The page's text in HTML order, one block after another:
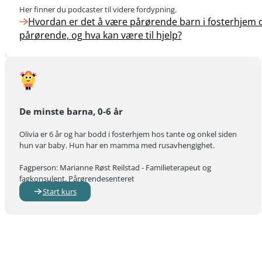
Her finner du podcaster til videre fordypning.
Hvordan er det å være pårørende barn i fosterhjem
pårørende, og hva kan være til hjelp?
De minste barna, 0-6 år
Olivia er 6 år og har bodd i fosterhjem hos tante og onkel siden
hun var baby. Hun har en mamma med rusavhengighet.
Fagperson: Marianne Røst Reilstad - Familieterapeut og
fagkonsulent, Pårørendesenteret
Start kurs